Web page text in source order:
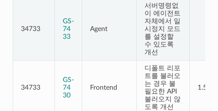
34733
GS-
74
33
Agent
서버명령없
이 에이전트
자체에서 일
시정지 모드
를 설정할
수 있도록
개선
34733
GS-
74
30
Frontend
디폴트 리포
트를 불러오
는 경우 불
필요한 API
불러오지 않
도록 개선